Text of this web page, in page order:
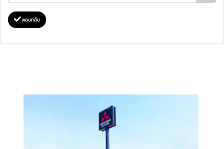
ตอบกลับ